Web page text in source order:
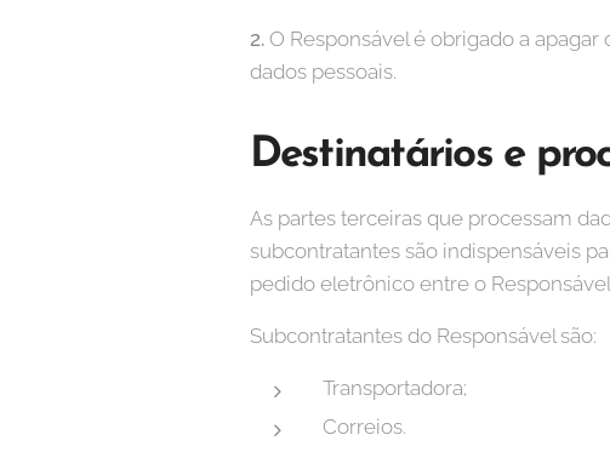
2. O Responsável é obrigado a
dados pessoais.
Destinatários e
As partes terceiras que processam
subcontratantes são indispensáveis
pedido eletrônico entre o
Subcontratantes do Responsável são:
Transportadora;
Correios.